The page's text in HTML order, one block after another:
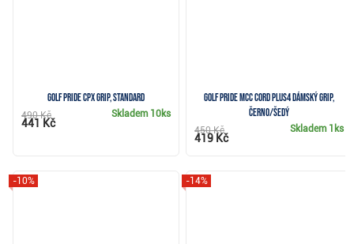
Golf Pride CPx grip, Standard
Skladem 10ks
490 Kč
441 Kč
Golf Pride MCC Cord Plus4 dámský grip,
černo/šedý
Skladem 1ks
450 Kč
419 Kč
-10% -14%